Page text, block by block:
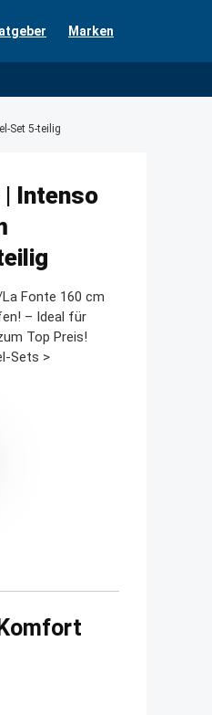
Marken
Set 5-teilig
| Intenso
Fonte 160 cm
– Ideal für
Top Preis!
Sets >